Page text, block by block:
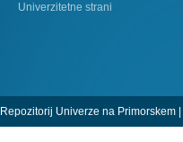
Univerzitetne strani
Repozitorij Univerze na Primorskem |